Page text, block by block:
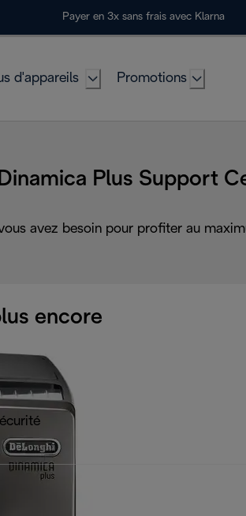
Payer en 3x sans frais avec Klarna
d'appareils Promotions
Dinamica Plus Support
avez besoin pour profiter au
encore